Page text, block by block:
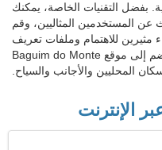
بفضل التقنيات الخاصة، يمكنك
المستخدمين المثاليين، وقم
مثيرين للاهتمام وملفات تعريف
مناسبة باستخدام البحث المتقدم. انضم إلى موقع Baguim do Monte
المحليين والأجانب والسياح.
الإنترنت